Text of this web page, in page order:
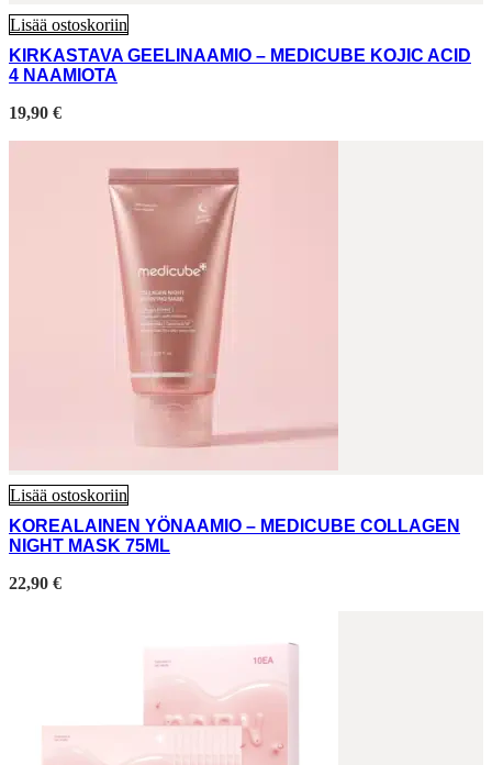
Lisää ostoskoriin
KIRKASTAVA GEELINAAMIO – MEDICUBE KOJIC ACID
4 NAAMIOTA
19,90 €
Lisää ostoskoriin
KOREALAINEN YÖNAAMIO – MEDICUBE COLLAGEN
NIGHT MASK 75ML
22,90 €